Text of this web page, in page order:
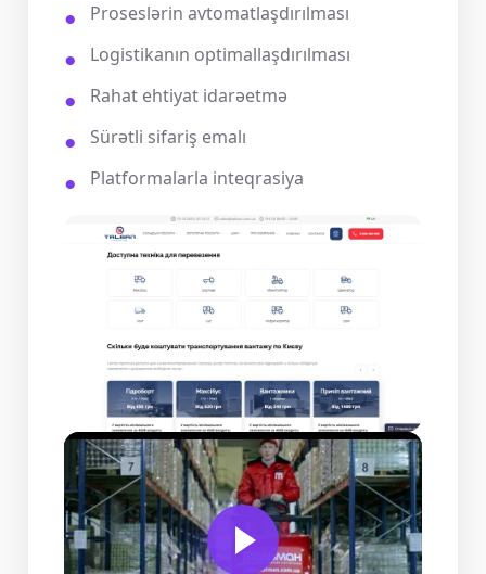
Proseslərin avtomatlaşdırılması
Logistikanın optimallaşdırılması
Rahat ehtiyat idarəetmə
Sürətli sifariş emalı
Platformalarla inteqrasiya